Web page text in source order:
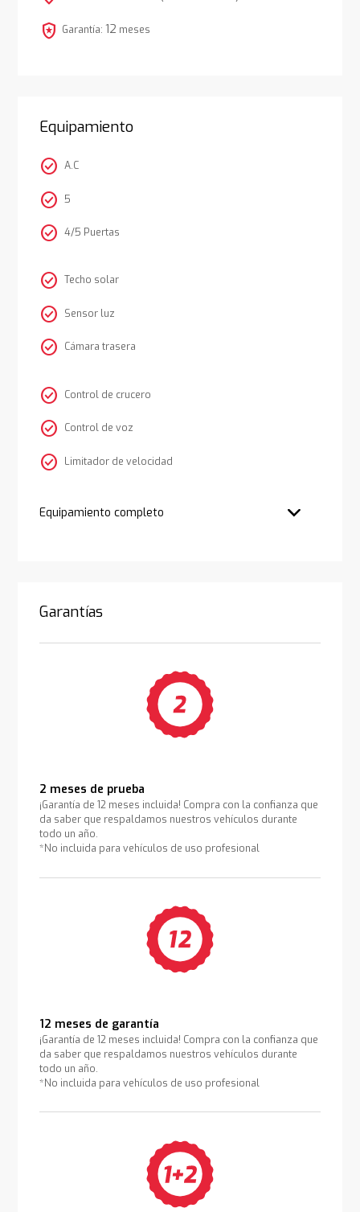
local_police Garantía: 12 meses
Equipamiento
check_circle A.C
check_circle 5
check_circle 4/5 Puertas
check_circle Techo solar
check_circle Sensor luz
check_circle Cámara trasera
check_circle Control de crucero
check_circle Control de voz
check_circle Limitador de velocidad
Equipamiento completo
Garantías
2 meses de prueba
¡Garantía de 12 meses incluida! Compra con la confianza que
da saber que respaldamos nuestros vehículos durante
todo un año.
*No incluida para vehículos de uso profesional
12 meses de garantía
¡Garantía de 12 meses incluida! Compra con la confianza que
da saber que respaldamos nuestros vehículos durante
todo un año.
*No incluida para vehículos de uso profesional